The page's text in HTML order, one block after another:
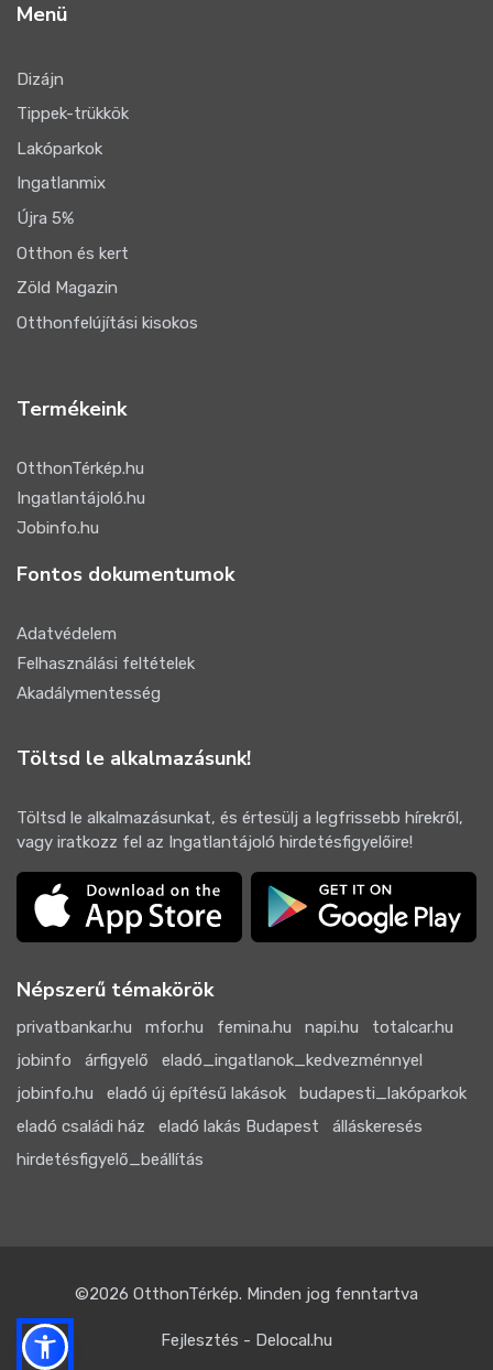
Menü
Dizájn
Tippek-trükkök
Lakóparkok
Ingatlanmix
Újra 5%
Otthon és kert
Zöld Magazin
Otthonfelújítási kisokos
Termékeink
OtthonTérkép.hu
Ingatlantájoló.hu
Jobinfo.hu
Fontos dokumentumok
Adatvédelem
Felhasználási feltételek
Akadálymentesség
Töltsd le alkalmazásunk!
Töltsd le alkalmazásunkat, és értesülj a legfrissebb hírekről,
vagy iratkozz fel az Ingatlantájoló hirdetésfigyelőire!
Népszerű témakörök
privatbankar.hu mfor.hu femina.hu napi.hu
totalcar.hu
jobinfo
árfigyelő
eladó_ingatlanok_kedvezménnyel
jobinfo.hu
eladó új építésű lakások
budapesti_lakóparkok
eladó családi ház
eladó lakás Budapest
álláskeresés
hirdetésfigyelő_beállítás
©2026 OtthonTérkép. Minden jog fenntartva
Fejlesztés - Delocal.hu